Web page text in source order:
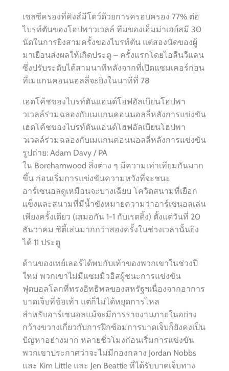
เชลซีครองที่คิงส์มีโดว์ด้วยการครอบครอง 77% ต่อ
ไบรท์ตันของโฮปพาวเวลล์ ทีมของเอ็มม่าเฮย์สมี 30
นัดในการยิงสามครั้งของไบรท์ตัน แต่สองนัดของผู้
มาเยือนส่งผลให้เกิดประตู – ครั้งแรกโดยไอลีนวีแลน
ซึ่งปรับระดับได้สามนาทีหลังจากที่เปิดแซมเคอร์ก่อน
ที่เมแกนคอนนอลลี่จะยิงในนาทีที่ 78
เฮดโค้ชของไบรท์ตันแอนด์โฮฟอัลเบียนโฮปพา
วเวลล์ร่วมฉลองกับเมแกนคอนนอลลี่หลังการแข่งขัน
เฮดโค้ชของไบรท์ตันแอนด์โฮฟอัลเบียนโฮปพา
วเวลล์ร่วมฉลองกับเมแกนคอนนอลลี่หลังการแข่งขัน
รูปถ่าย: Adam Davy / PA
ใน Borehamwood สิ่งต่าง ๆ มีความเท่าเทียมกันมาก
ขึ้น ก่อนเริ่มการแข่งขันความหวังที่จะชนะ
อาร์เซนอลดูเหมือนจะบางเฉียบ โควิดสนามที่เยือก
แข็งและสนามที่มีน้ำขังหมายความว่าอาร์เซนอลเล่น
เพียงครั้งเดียว (เสมอกัน 1-1 กับเรดดิ้ง) ตั้งแต่วันที่ 20
ธันวาคม ซิตี้เล่นมากกว่าสองครั้งในช่วงเวลานั้นยิง
ได้ 11 ประตู
ด้านของเทย์เลอร์ได้พบกับเท้าของพวกเขาในช่วงปี
ใหม่ พวกเขาไม่มีแซมมิวอิสผู้ชนะการแข่งขัน
ฟุตบอลโลกที่ทรงอิทธิพลของสหรัฐฯเนื่องจากอาการ
บาดเจ็บที่ข้อเท้า แต่ก็ไม่ได้หยุดการไหล
สำหรับอาร์เซนอลแม้จะมีการรายงานภายในอย่าง
กว้างขวางเกี่ยวกับการฝึกซ้อมการบาดเจ็บก็ยังคงเป็น
ปัญหาอย่างมาก หลายชั่วโมงก่อนเริ่มการแข่งขัน
พวกเขาประกาศว่าจะไม่มีกองกลาง Jordan Nobbs
และ Kim Little และ Jen Beattie ที่ได้รับบาดเจ็บทาง